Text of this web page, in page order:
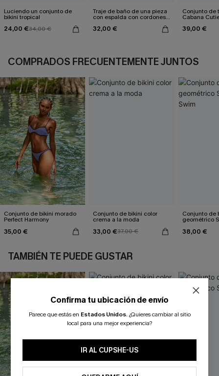
Luciendo un conjunto de
bikini tropical
24,00 €34,00 €
Traje de baño de una pieza
con espalda con cordones y
aleteo floral
32,00 €
Conjunto de
Cabana
39,00 €
COMPRADOS FRECUENTEMENTE JUNTOS
Conjunto de bikini morado
Perfect Harmony
35,00 €
Conjunto de bikini color
crema a la moda
33,00 €37,00 €
Conjunto de
geométrico
38,00 €
TAMBIÉN TE PUEDE GUSTAR
Confirma tu ubicación de envío
Parece que estás en Estados Unidos. ¿Quieres cambiar al sitio
local para una mejor experiencia?
IR AL CUPSHE-US